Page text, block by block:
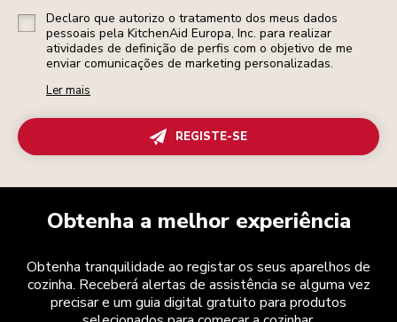
Declaro que autorizo o tratamento dos meus dados
pessoais pela KitchenAid Europa, Inc. para realizar
atividades de definição de perfis com o objetivo de me
enviar comunicações de marketing personalizadas.
Ler mais
REGISTE-SE
Obtenha a melhor experiência
Obtenha tranquilidade ao registar os seus aparelhos de
cozinha. Receberá alertas de assistência se alguma vez
precisar e um guia digital gratuito para produtos